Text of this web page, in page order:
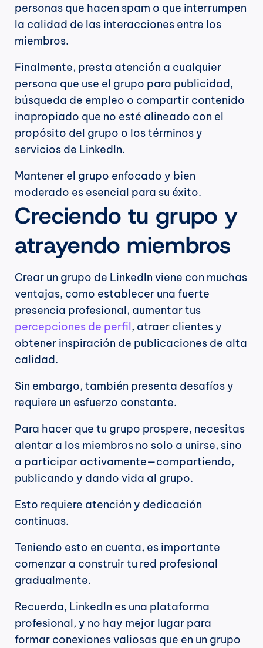
personas que hacen spam o que interrumpen
la calidad de las interacciones entre los
miembros.
Finalmente, presta atención a cualquier
persona que use el grupo para publicidad,
búsqueda de empleo o compartir contenido
inapropiado que no esté alineado con el
propósito del grupo o los términos y
servicios de LinkedIn.
Mantener el grupo enfocado y bien
moderado es esencial para su éxito.
Creciendo tu grupo y
atrayendo miembros
Crear un grupo de LinkedIn viene con muchas
ventajas, como establecer una fuerte
percepciones de perfil, atraer clientes y
obtener inspiración de publicaciones de alta
calidad.
Sin embargo, también presenta desafíos y
requiere un esfuerzo constante.
Para hacer que tu grupo prospere, necesitas
alentar a los miembros no solo a unirse, sino
a participar activamente—compartiendo,
publicando y dando vida al grupo.
Esto requiere atención y dedicación
continuas.
Teniendo esto en cuenta, es importante
comenzar a construir tu red profesional
gradualmente.
Recuerda, LinkedIn es una plataforma
profesional, y no hay mejor lugar para
formar conexiones valiosas que en un grupo